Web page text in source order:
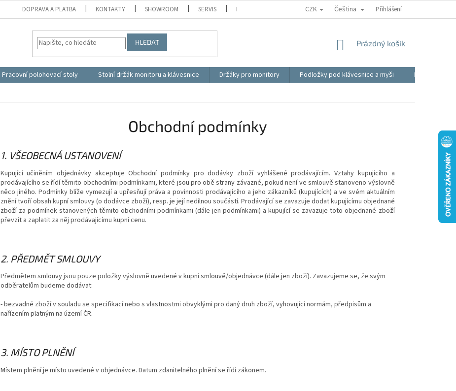
DOPRAVA A PLATBA KONTAKTY SHOWROOM SERVIS REKLAMACE VIDEO MOJE OBJEDNÁVKA
CZK Čeština Přihlášení
HLEDAT
NÁKUPNÍ
Prázdný košík
Pracovní polohovací stoly Stolní držák monitoru a klávesnice Držáky pro monitory Podložky pod klávesnice a myši
Ergonomické
Obchodní podmínky
1. VŠEOBECNÁ USTANOVENÍ
Kupující učiněním objednávky akceptuje Obchodní podmínky pro dodávky zboží vyhlášené prodávajícím. Vztahy kupujícího a
prodávajícího se řídí těmito obchodními podmínkami, které jsou pro obě strany závazné, pokud není ve smlouvě stanoveno výslovně
něco jiného. Podmínky blíže vymezují a upřesňují práva a povinnosti prodávajícího a jeho zákazníků (kupujících) a ve svém aktuálním
znění tvoří obsah kupní smlouvy (o dodávce zboží), resp. je její nedílnou součástí. Prodávající se zavazuje dodat kupujícímu objednané
zboží za podmínek stanovených těmito obchodními podmínkami (dále jen podmínkami) a kupující se zavazuje toto objednané zboží
převzít a zaplatit za něj prodávajícímu kupní cenu.
2. PŘEDMĚT SMLOUVY
Předmětem smlouvy jsou pouze položky výslovně uvedené v kupní smlouvě/objednávce (dále jen zboží). Zavazujeme se, že svým
odběratelům budeme dodávat:
- bezvadné zboží v souladu se specifikací nebo s vlastnostmi obvyklými pro daný druh zboží, vyhovující normám, předpisům a
nařízením platným na území ČR.
3. MÍSTO PLNĚNÍ
Místem plnění je místo uvedené v objednávce. Datum zdanitelného plnění se řídí zákonem.